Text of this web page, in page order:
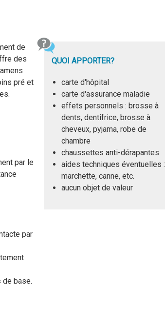
de
des
pré et
par le
par
de base.
QUOI APPORTER?
carte d'hôpital
carte d'assurance maladie
effets personnels : brosse à
dents, dentifrice, brosse à
cheveux, pyjama, robe de
chambre
chaussettes anti-dérapantes
aides techniques éventuelles :
marchette, canne, etc.
aucun objet de valeur